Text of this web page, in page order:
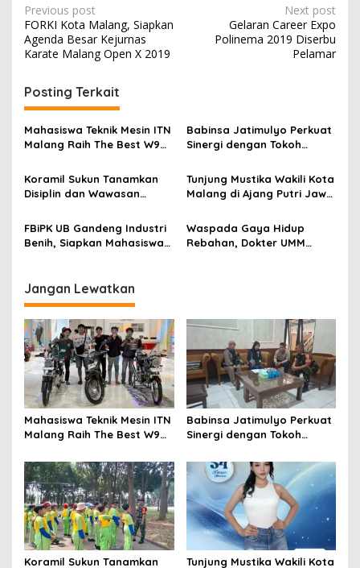
P
o
s
t
n
a
v
i
g
t
o
n
Previous post
FORKI Kota Malang, Siapkan
Agenda Besar Kejurnas
Karate Malang Open X 2019
Next post
Gelaran Career Expo
Polinema 2019 Diserbu
Pelamar
Posting Terkait
Mahasiswa Teknik Mesin ITN
Malang Raih The Best W9
Vol 3, Buktikan Inovasi
Kampus di Panggung
Nasional
Babinsa Jatimulyo Perkuat
Sinergi dengan Tokoh
Kondusivitas Wilayah Lewat
Komsos
Koramil Sukun Tanamkan
Disiplin dan Wawasan
SD Islamic Global School
Tunjung Mustika Wakili Kota
Malang di Ajang Putri Jawa
Beri Dukungan Melalui
Instagram
FBiPK UB Gandeng Industri
Benih, Siapkan Mahasiswa
Waspada Gaya Hidup
Rebahan, Dokter UMM
Jangan Lewatkan
Mahasiswa Teknik Mesin ITN
Malang Raih The Best W9
Vol 3, Buktikan Inovasi
Kampus di Panggung
Nasional
Babinsa Jatimulyo Perkuat
Sinergi dengan Tokoh
Kondusivitas Wilayah Lewat
Komsos
Koramil Sukun Tanamkan Tunjung Mustika Wakili Kota